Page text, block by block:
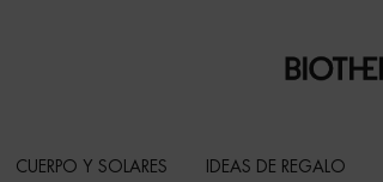
CUERPO Y SOLARES IDEAS DE REGALO